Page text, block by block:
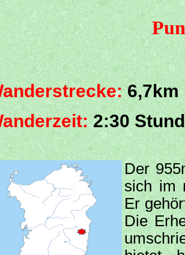
6,7km
2:30
Der
sich im
Er
Die